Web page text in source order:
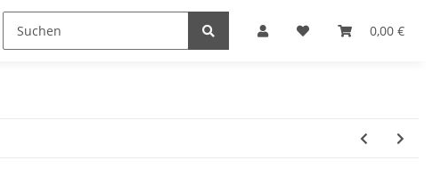
0,00 €
Haushaltswaren